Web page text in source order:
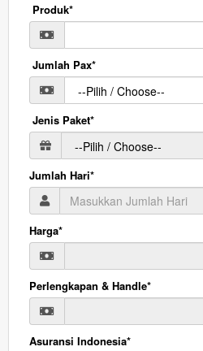
Produk*
Jumlah Pax*
Jenis Paket*
Jumlah Hari*
Harga*
Perlengkapan & Handle*
Asuransi Indonesia*